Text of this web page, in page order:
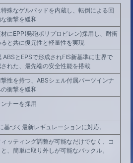
殊なゲルパッドを内蔵し、転倒による回
衝撃を緩和
にEPP(発砲ポリプロピレン)採用し、耐衝
と共に復元性と軽量性を実現
ABSとEPSで形成されFIS新基準に世界で
れた、最先端の安全性能を搭載
性を持つ、ABSシェル付属パーツインナ
衝撃を緩和
ナーを採用
基づく最新レギュレーションに対応。
ッティング調整が可能なだけでなく、コ
、簡単に取り外しが可能なバックル。